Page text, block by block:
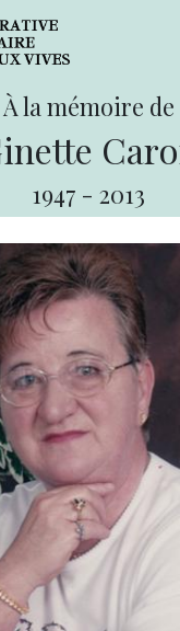
À la mémoire de
1947 - 2013